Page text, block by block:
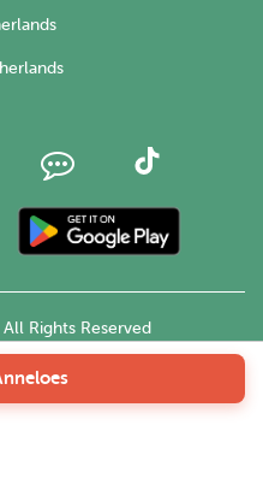
Rights Reserved